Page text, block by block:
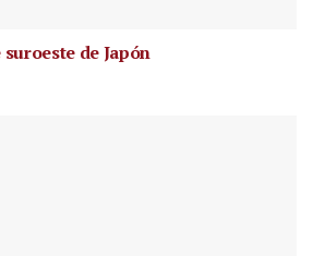
suroeste de Japón